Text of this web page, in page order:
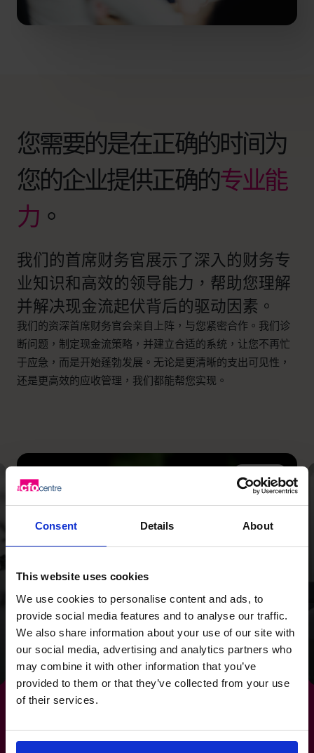
Consent Details About
This website uses cookies
We use cookies to personalise content and ads, to
provide social media features and to analyse our traffic.
We also share information about your use of our site with
our social media, advertising and analytics partners who
may combine it with other information that you’ve
provided to them or that they’ve collected from your use
of their services.
您需要的是在正确的时间为
您的企业提供正确的专业能
力 。
我们的首席财务官展示了深入的财务专
业知识和高效的领导能力，帮助您理解
并解决现金流起伏背后的驱动因素。
我们的资深首席财务官会亲自上阵，与您紧密合作。我们诊
断问题，制定现金流策略，并建立合适的系统，让您不再忙
于应急，而是开始蓬勃发展。无论是更清晰的支出可见性，
还是更高效的应收管理，我们都能帮您实现。
规模扩张
通过战略重整和现金流聚
焦，我们为 Wild Planet
Trust 提供了清晰的未来
发展方向。
阅读成功案例